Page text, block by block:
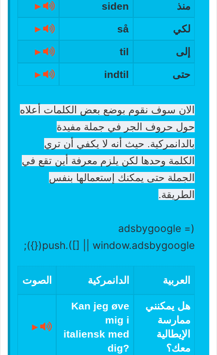
منذ siden
►
لكي så
►
إلى til
►
حتى indtil
►
الان سوف نقوم بوضع بعض الكلمات أعلاه
حول حروف الجر في جملة مفيدة
بالدانمركية. حيث أنه لا يكفي أن تري
الكلمة وحدها لكن يلزم معرفة أين تقع في
الجملة حتى يمكنك إستعمالها بنفس
الطريقة.
(adsbygoogle =
window.adsbygoogle || []).push({});
العربية الدانمركية الصوت
هل يمكنني
ممارسة
الإيطالية
معك؟
Kan jeg øve
mig i
italiensk med
dig?
►